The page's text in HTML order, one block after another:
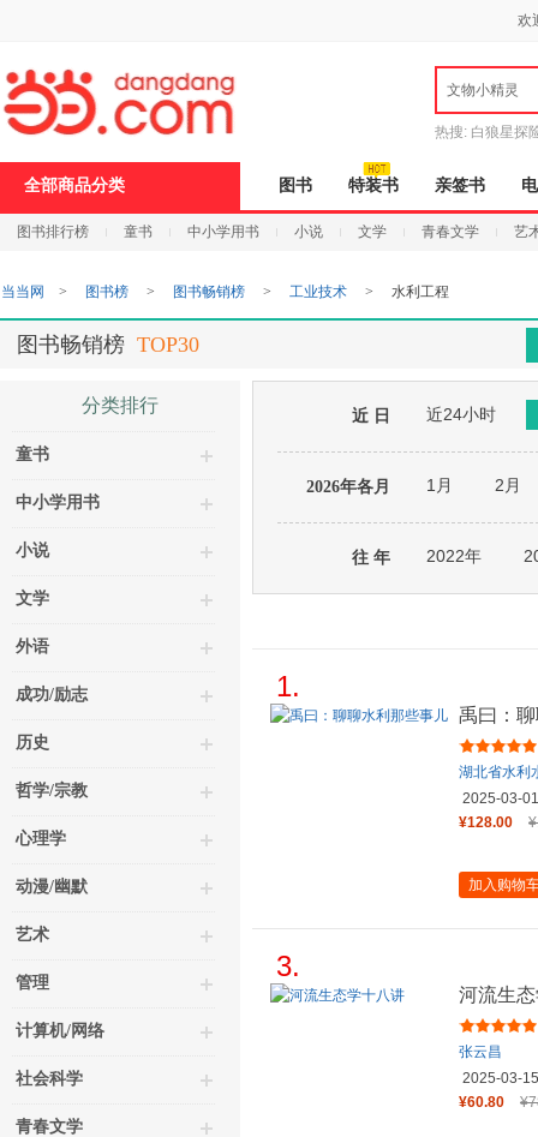
欢
文物小精灵
热搜: 白狼星探
全部商品分类 图书 特装书 亲签书
图书排行榜 童书 中小学用书 小说 文学 青春文学 艺
打
开
无
障
页
加
当当网 > 图书榜 > 图书畅销榜 > 工业技术 > 水利工程
图书畅销榜 TOP30
分类排行
童书
中小学用书
小说
文学
外语
成功/励志
历史
哲学/宗教
心理学
动漫/幽默
艺术
管理
计算机/网络
社会科学
青春文学
近 日 近24小时
2026年各月 1月 2月
往 年 2022年
1.
禹曰：
湖北省水利
2025-03-01
¥128.00
加入购物
3.
河流生
张云昌
2025-03-15
¥60.80